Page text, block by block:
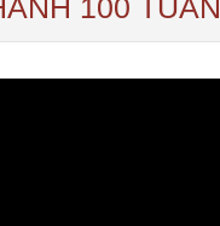
100 TUẦN